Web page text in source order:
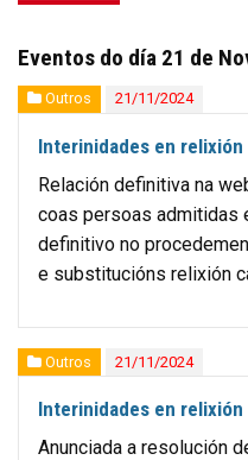
Eventos do día 21 de
Outros 21/11/2024
Interinidades en
Relación definitiva na
coas persoas admitidas
definitivo no
e substitucións relixión
Outros 21/11/2024
Interinidades en relixión
Anunciada a resolución